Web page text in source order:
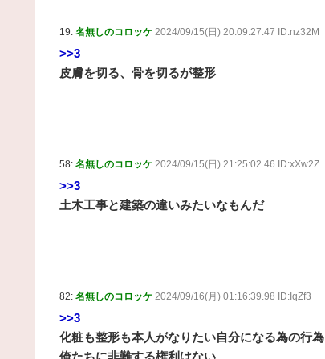
19: 名無しのコロッケ 2024/09/15(日) 20:09:27.47 ID:nz32M
>>3
皮膚を切る、骨を切るが整形
58: 名無しのコロッケ 2024/09/15(日) 21:25:02.46 ID:xXw2Z
>>3
土木工事と建築の違いみたいなもんだ
82: 名無しのコロッケ 2024/09/16(月) 01:16:39.98 ID:IqZf3
>>3
化粧も整形も本人がなりたい自分になる為の行為
俺たちに非難する権利はない